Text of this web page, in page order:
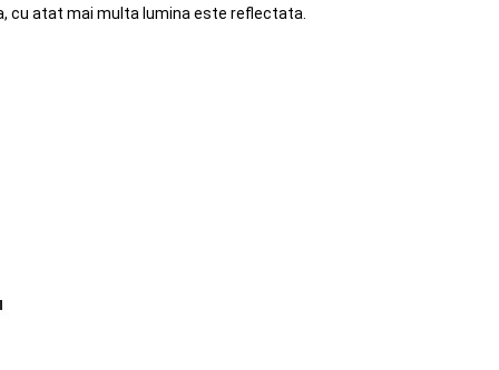
cu atat mai multa lumina este reflectata.